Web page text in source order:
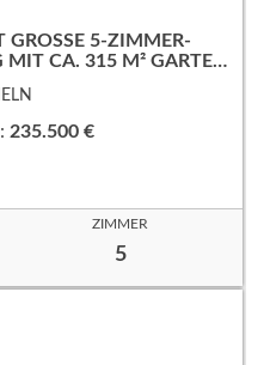
5-ZIMMER-M
CA. 315 M² GARTEN
235.500 €
ZIMMER
5